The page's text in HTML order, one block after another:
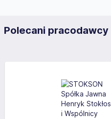
Polecani pracodawcy